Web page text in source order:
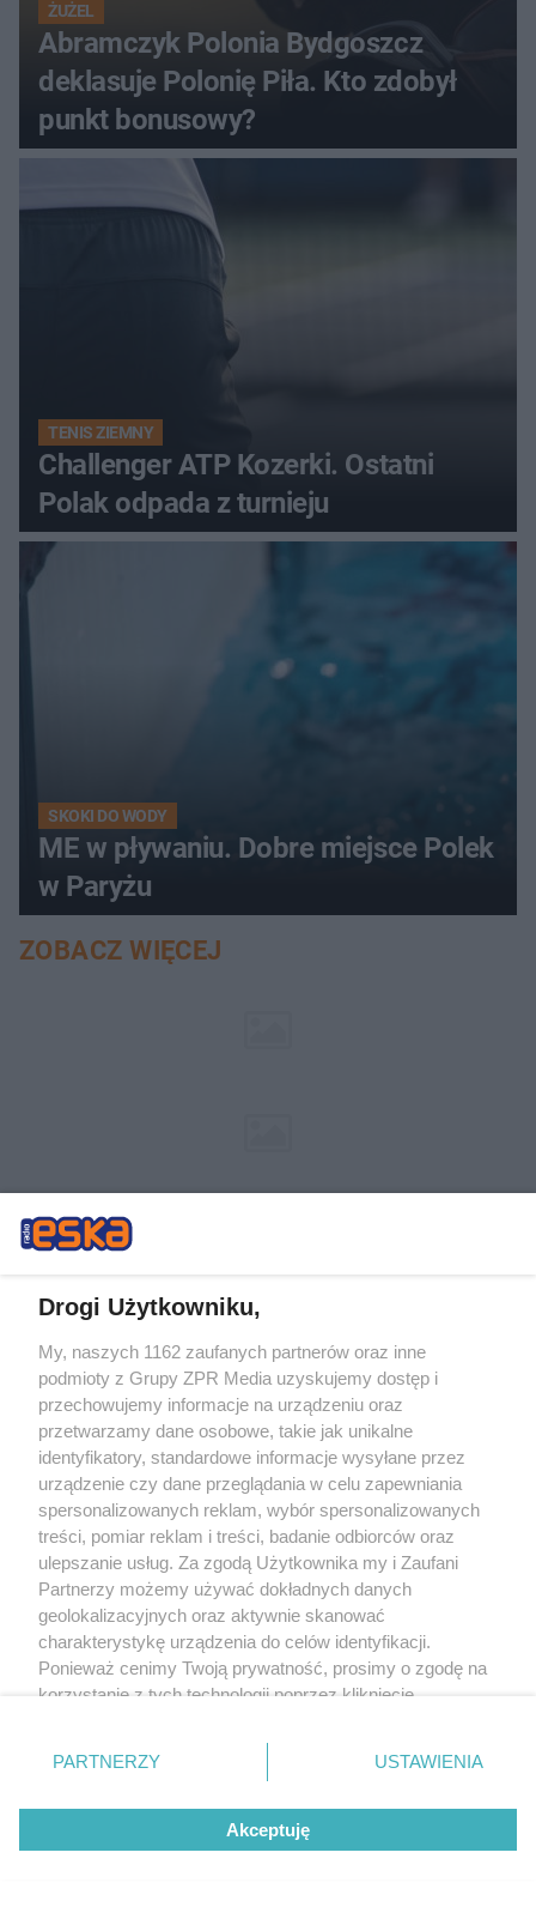
ŻUŻEL
Abramczyk Polonia Bydgoszcz
deklasuje Polonię Piła. Kto zdobył
punkt bonusowy?
TENIS ZIEMNY
Challenger ATP Kozerki. Ostatni
Polak odpada z turnieju
SKOKI DO WODY
ME w pływaniu. Dobre miejsce Polek
w Paryżu
ZOBACZ WIĘCEJ
Żaden utwór zamieszczony w serwisie nie może być powielany i
rozpowszechniany lub dalej rozpowszechniany w jakikolwiek sposób (w
tym także elektroniczny lub mechaniczny) na jakimkolwiek polu
wykorzystanie utworów w całości lub w części z naruszeniem prawa, tzn.
bez właściwej zgody, jest zabronione pod groźbą kary i może być ścigane
Drogi Użytkowniku,
My, naszych 1162 zaufanych partnerów oraz inne
podmioty z Grupy ZPR Media uzyskujemy dostęp i
przechowujemy informacje na urządzeniu oraz
przetwarzamy dane osobowe, takie jak unikalne
identyfikatory, standardowe informacje wysyłane przez
urządzenie czy dane przeglądania w celu zapewniania
spersonalizowanych reklam, wybór spersonalizowanych
treści, pomiar reklam i treści, badanie odbiorców oraz
ulepszanie usług. Za zgodą Użytkownika my i Zaufani
Partnerzy możemy używać dokładnych danych
geolokalizacyjnych oraz aktywnie skanować
charakterystykę urządzenia do celów identyfikacji.
Ponieważ cenimy Twoją prywatność, prosimy o zgodę na
korzystanie z tych technologii poprzez kliknięcie
zmienić/wycofać klikając przycisk ustawień prywatności
znajdujący się w lewym dolnym rogu strony
rodzaje przetwarzania danych nie wymagają zgody
użytkownika, ale masz prawo sprzeciwić się takiemu
przetwarzaniu. Preferencje będą miały zastosowanie tylko
PARTNERZY USTAWIENIA
Akceptuję